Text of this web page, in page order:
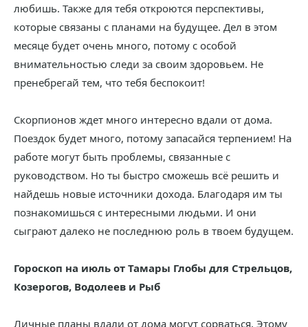
любишь. Также для тебя откроются перспективы,
которые связаны с планами на будущее. Дел в этом
месяце будет очень много, потому с особой
внимательностью следи за своим здоровьем. Не
пренебрегай тем, что тебя беспокоит!
Скорпионов ждет много интересно вдали от дома.
Поездок будет много, потому запасайся терпением! На
работе могут быть проблемы, связанные с
руководством. Но ты быстро сможешь всё решить и
найдешь новые источники дохода. Благодаря им ты
познакомишься с интересными людьми. И они
сыграют далеко не последнюю роль в твоем будущем.
Гороскоп на июль от Тамары Глобы для Стрельцов,
Козерогов, Водолеев и Рыб
Личные планы вдали от дома могут сорваться. Этому